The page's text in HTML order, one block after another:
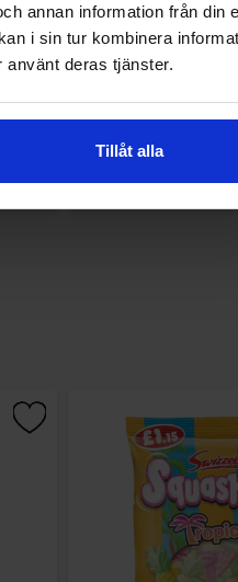
annan information från din
i sin tur kombinera
använt deras tjänster.
Tillåt alla
Arla